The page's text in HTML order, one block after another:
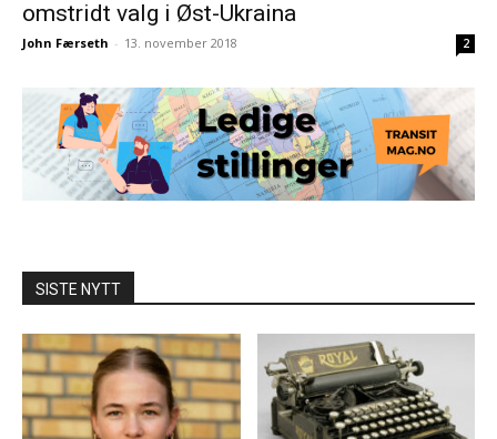
omstridt valg i Øst-Ukraina
John Færseth - 13. november 2018 2
SISTE NYTT